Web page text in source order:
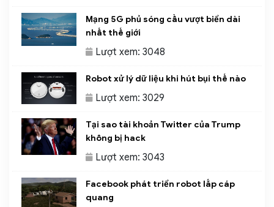
Mạng 5G phủ sóng cầu vượt biển dài
nhất thế giới
Lượt xem: 3048
Robot xử lý dữ liệu khi hút bụi thế nào
Lượt xem: 3029
Tại sao tài khoản Twitter của Trump
không bị hack
Lượt xem: 3043
Facebook phát triển robot lắp cáp
quang